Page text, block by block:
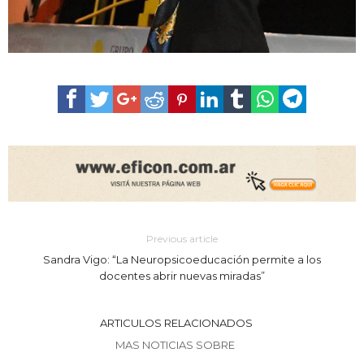
Previous article
Sandra Vigo: “La Neuropsicoeducación permite a los
docentes abrir nuevas miradas”
ARTICULOS RELACIONADOS
MAS NOTICIAS SOBRE